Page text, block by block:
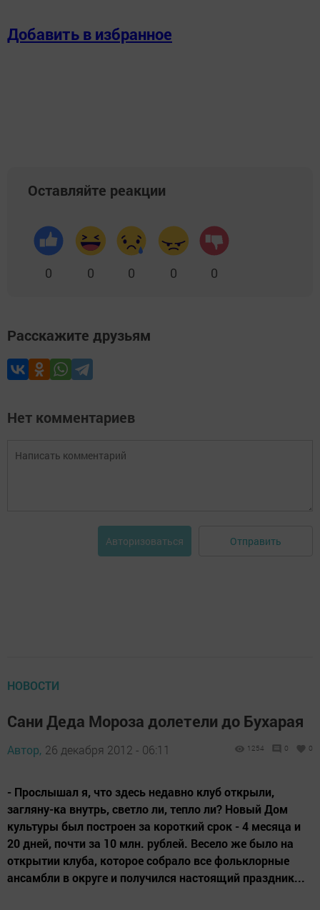
Добавить в избранное
Оставляйте реакции
0 0 0 0 0
Расскажите друзьям
Нет комментариев
Авторизоваться Отправить
НОВОСТИ
Сани Деда Мороза долетели до Бухарая
Автор, 26 декабря 2012 - 06:11 1254 0 0
- Прослышал я, что здесь недавно клуб открыли,
загляну-ка внутрь, светло ли, тепло ли? Новый Дом
культуры был построен за короткий срок - 4 месяца и
20 дней, почти за 10 млн. рублей. Весело же было на
открытии клуба, которое собрало все фольклорные
ансамбли в округе и получился настоящий праздник...